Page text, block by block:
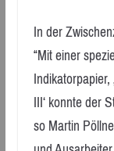
In der
“Mit einer
III‘ konnte der
so Martin